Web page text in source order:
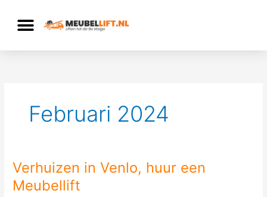
Februari 2024
Verhuizen in Venlo, huur een
Meubellift
Verhuizen
in
Venlo,